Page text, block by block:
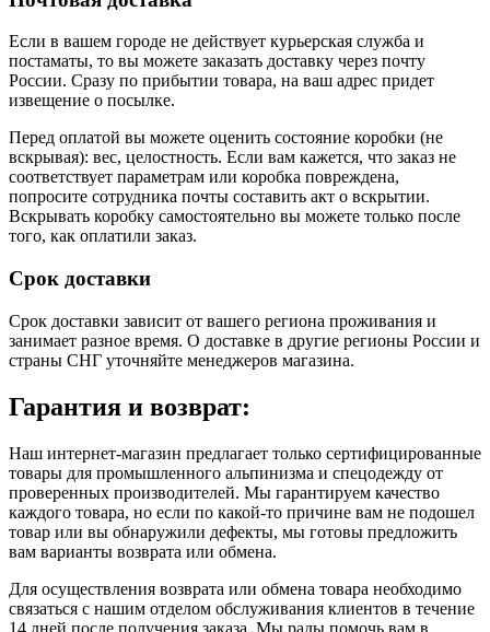
Если в вашем городе не действует курьерская служба и
постаматы, то вы можете заказать доставку через почту
России. Сразу по прибытии товара, на ваш адрес придет
извещение о посылке.
Перед оплатой вы можете оценить состояние коробки (не
вскрывая): вес, целостность. Если вам кажется, что заказ не
соответствует параметрам или коробка повреждена,
попросите сотрудника почты составить акт о вскрытии.
Вскрывать коробку самостоятельно вы можете только после
того, как оплатили заказ.
Срок доставки
Срок доставки зависит от вашего региона проживания и
занимает разное время. О доставке в другие регионы России и
страны СНГ уточняйте менеджеров магазина.
Гарантия и возврат:
Наш интернет-магазин предлагает только сертифицированные
товары для промышленного альпинизма и спецодежду от
проверенных производителей. Мы гарантируем качество
каждого товара, но если по какой-то причине вам не подошел
товар или вы обнаружили дефекты, мы готовы предложить
вам варианты возврата или обмена.
Для осуществления возврата или обмена товара необходимо
связаться с нашим отделом обслуживания клиентов в течение
14 дней после получения заказа. Мы рады помочь вам в